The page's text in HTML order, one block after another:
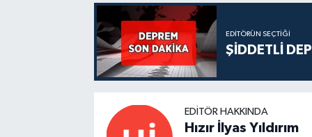
EDITÖRÜN SEÇTIĞI
ŞİDDETLİ
EDITÖR HAKKINDA
Hızır İlyas Yıldırım